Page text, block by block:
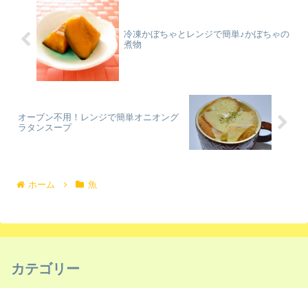
冷凍かぼちゃとレンジで簡単♪かぼちゃの
煮物
オーブン不用！レンジで簡単オニオング
ラタンスープ
ホーム 魚
カテゴリー